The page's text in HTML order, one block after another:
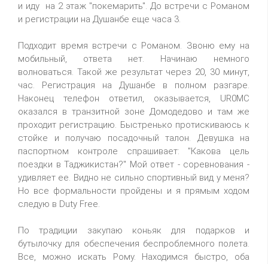
и иду на 2 этаж "покемарить". До встречи с Романом
и регистрации на Душанбе еще часа 3.
Подходит время встречи с Романом. Звоню ему на
мобильный, ответа нет. Начинаю немного
волноваться. Такой же результат через 20, 30 минут,
час. Регистрация на Душанбе в полном разгаре.
Наконец телефон ответил, оказывается, UR0MC
оказался в транзитной зоне Домодедово и там же
проходит регистрацию. Быстренько протискиваюсь к
стойке и получаю посадочный талон. Девушка на
паспортном контроле спрашивает: "Какова цель
поездки в Таджикистан?" Мой ответ - соревнования -
удивляет ее. Видно не сильно спортивный вид у меня?
Но все формальности пройдены и я прямым ходом
следую в Duty Free.
По традиции закупаю коньяк для подарков и
бутылочку для обеспечения беспроблемного полета.
Все, можно искать Рому. Находимся быстро, оба